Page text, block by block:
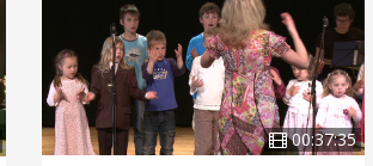
00:37:35